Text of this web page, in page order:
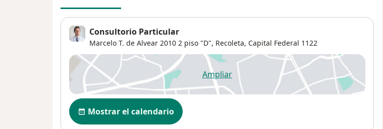
Consultorio Particular
Marcelo T. de Alvear 2010 2 piso "D", Recoleta, Capital Federal 1122
Ampliarse abre en una nueva pestaña
Disponibilidad
Mostrar el calendario